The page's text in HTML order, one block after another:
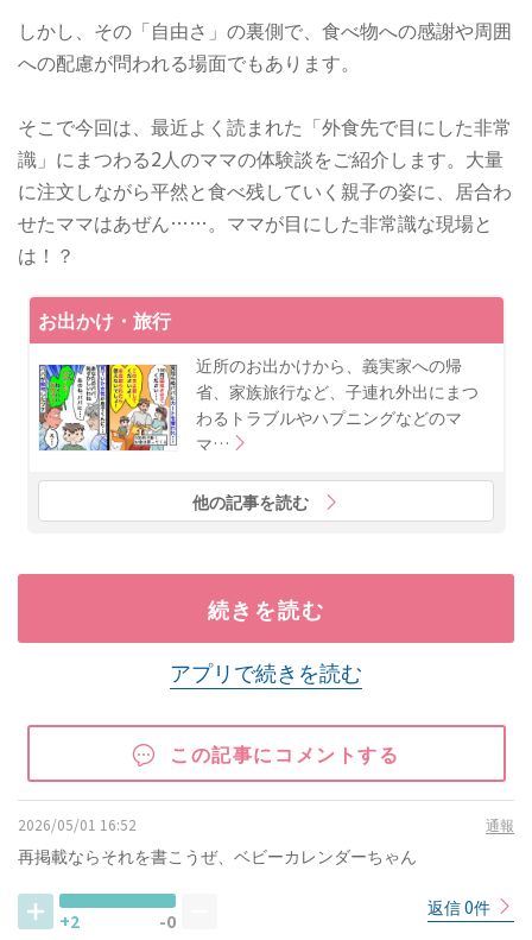
しかし、その「自由さ」の裏側で、食べ物への感謝や周囲
への配慮が問われる場面でもあります。
そこで今回は、最近よく読まれた「外食先で目にした非常
識」にまつわる2人のママの体験談をご紹介します。大量
に注文しながら平然と食べ残していく親子の姿に、居合わ
せたママはあぜん……。ママが目にした非常識な現場と
は！？
お出かけ・旅行
近所のお出かけから、義実家への帰
省、家族旅行など、子連れ外出にまつ
わるトラブルやハプニングなどのマ
マ…
他の記事を読む
続きを読む
アプリで続きを読む
この記事にコメントする
2026/05/01 16:52 通報
再掲載ならそれを書こうぜ、ベビーカレンダーちゃん
+2 -0
返信 0件